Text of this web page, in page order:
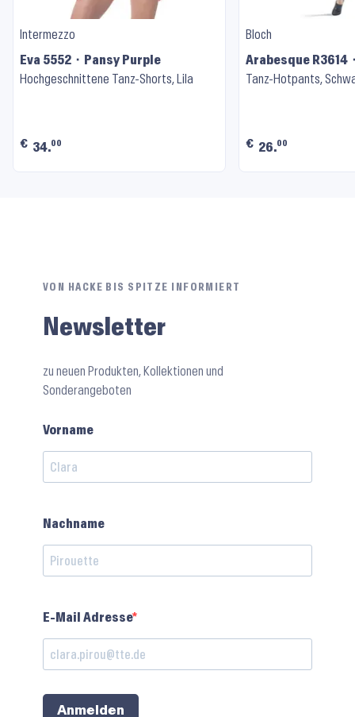
Intermezzo
Eva 5552 ⬝ Pansy Purple
Hochgeschnittene Tanz-Shorts, Lila
€ 34.00
Bloch
Arabesque R3614
Tanz-Hotpants,
€ 26.00
VON HACKE BIS SPITZE INFORMIERT
Newsletter
zu neuen Produkten, Kollektionen und
Sonderangeboten
Vorname
Nachname
E-Mail Adresse
Anmelden